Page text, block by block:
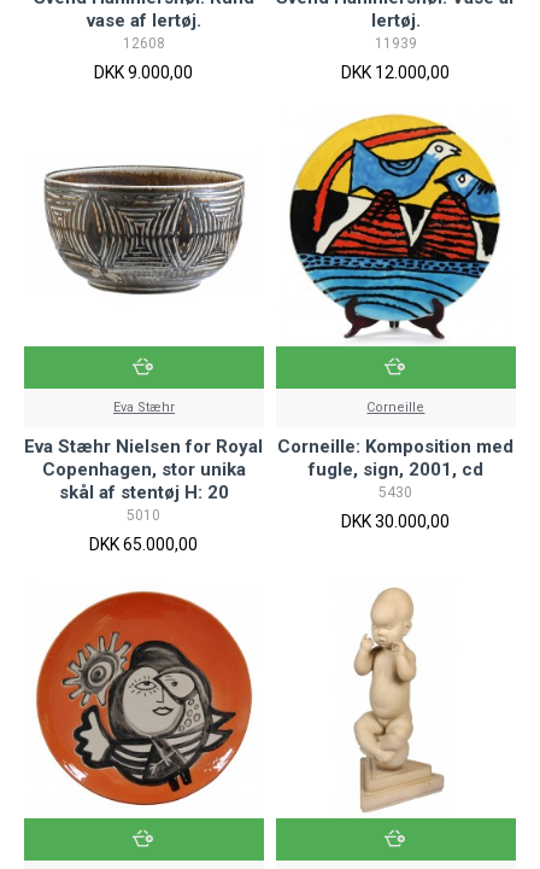
vase af lertøj.
12608
DKK 9.000,00
lertøj.
11939
DKK 12.000,00
Eva Stæhr
Eva Stæhr Nielsen for Royal
Copenhagen, stor unika
skål af stentøj H: 20
5010
DKK 65.000,00
Corneille
Corneille: Komposition med
fugle, sign, 2001, cd
5430
DKK 30.000,00